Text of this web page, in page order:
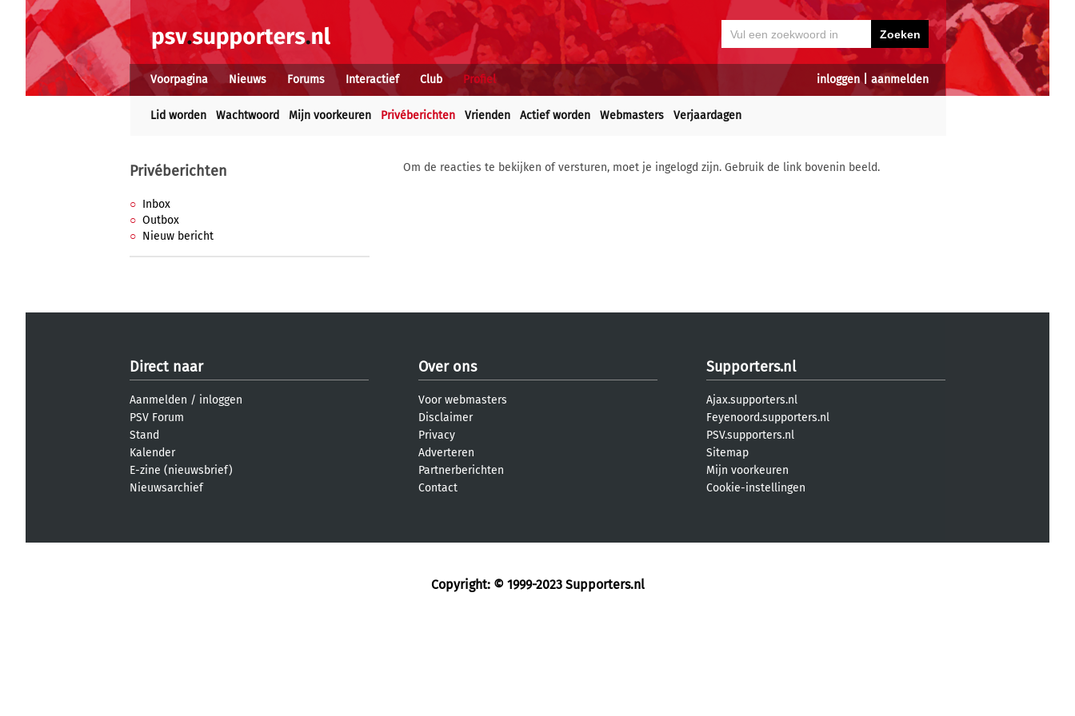
inloggen| aanmelden
Voorpagina Nieuws Forums Interactief Club Profiel
Lid worden Wachtwoord Mijn voorkeuren Privéberichten Vrienden Actief worden Webmasters Verjaardagen
Privéberichten
Inbox
Outbox
Nieuw bericht
Om de reacties te bekijken of versturen, moet je ingelogd zijn. Gebruik de link bovenin beeld.
Direct naar
Aanmelden / inloggen
PSV Forum
Stand
Kalender
E-zine (nieuwsbrief)
Nieuwsarchief
Over ons
Voor webmasters
Disclaimer
Privacy
Adverteren
Partnerberichten
Contact
Supporters.nl
Ajax.supporters.nl
Feyenoord.supporters.nl
PSV.supporters.nl
Sitemap
Mijn voorkeuren
Cookie-instellingen
Copyright: © 1999-2023 Supporters.nl